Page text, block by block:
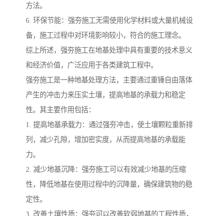
方法。
6. 环保节能：强夯施工无需使用化学材料或大量机械设
备，施工过程中对环境影响较小，符合的施工理念。
综上所述，强夯施工在地基处理中具有重要的技术意义
和经济价值，广泛应用于各类建筑工程中。
强夯施工是一种地基处理方法，主要通过重锤自由落体
产生的冲击力来压实土壤，提高地基的承载力和稳定
性。其主要作用包括：
1. 提高地基承载力：通过强夯冲击，使土壤颗粒重新排
列，减少孔隙，增加密实度，从而提高地基的承载能
力。
2. 减少地基沉降：强夯施工可以有效减少地基的压缩
性，降低地基在使用过程中的沉降量，确保建筑物的稳
定性。
3. 改善土壤性质：强夯可以改善软弱地基的工程性质，